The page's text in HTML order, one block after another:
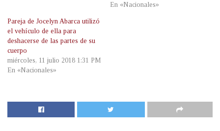
En «Nacionales»
Pareja de Jocelyn Abarca utilizó
el vehículo de ella para
deshacerse de las partes de su
cuerpo
miércoles, 11 julio 2018 1:31 PM
En «Nacionales»